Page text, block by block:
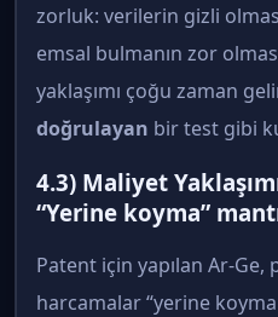
zorluk: verilerin gizli
emsal bulmanın zor
yaklaşımı çoğu zaman
doğrulayan bir test gibi
4.3) Maliyet
“Yerine koyma”
Patent için yapılan Ar-
harcamalar “yerine